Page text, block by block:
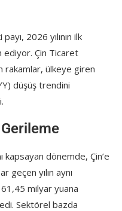
2026 yılının ilk
Çin Ticaret
rakamlar, ülkeye giren
düşüş trendini
Gerileme
kapsayan dönemde, Çin’e
geçen yılın aynı
milyar yuana
Sektörel bazda